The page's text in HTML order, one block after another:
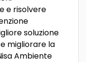
e risolvere
soluzione
migliorare la
Ambiente